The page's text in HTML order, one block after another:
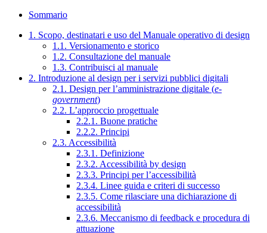
Sommario
1. Scopo, destinatari e uso del Manuale operativo di design
1.1. Versionamento e storico
1.2. Consultazione del manuale
1.3. Contribuisci al manuale
2. Introduzione al design per i servizi pubblici digitali
2.1. Design per l’amministrazione digitale (e-
government)
2.2. L’approccio progettuale
2.2.1. Buone pratiche
2.2.2. Principi
2.3. Accessibilità
2.3.1. Definizione
2.3.2. Accessibilità by design
2.3.3. Principi per l’accessibilità
2.3.4. Linee guida e criteri di successo
2.3.5. Come rilasciare una dichiarazione di
accessibilità
2.3.6. Meccanismo di feedback e procedura di
attuazione